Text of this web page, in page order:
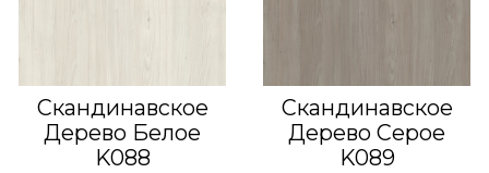
Скандинавское
Дерево Белое
K088
Скандинавское
Дерево Серое
K089